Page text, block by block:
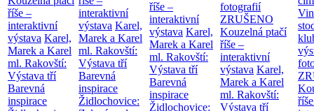
říše –
interaktivní
výstava Karel,
Marek a Karel
ml. Rakovští:
Výstava tří
Barevná
inspirace
interaktivní
výstava Karel,
Marek a Karel
ml. Rakovští:
Výstava tří
Barevná
inspirace
Židlochovice:
říše –
interaktivní
výstava Karel,
Marek a Karel
ml. Rakovští:
Výstava tří
Barevná
inspirace
Židlochovice:
fotografií
ZRUŠENO
Kouzelná ptačí
říše –
interaktivní
výstava Karel,
Marek a Karel
ml. Rakovští:
Výstava tří